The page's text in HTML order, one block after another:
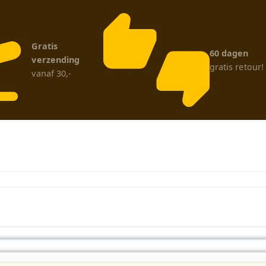
Gratis
verzending
vanaf 30,-
60 dagen
gratis retour!